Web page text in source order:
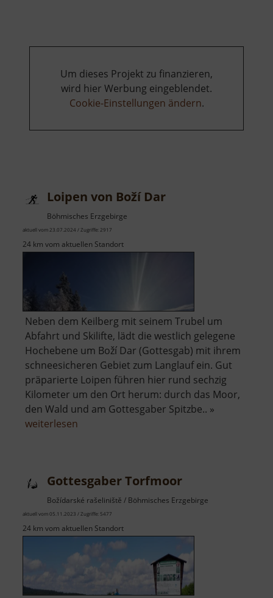
Um dieses Projekt zu finanzieren,
wird hier Werbung eingeblendet.
Cookie-Einstellungen ändern.
Loipen von Boží Dar
Böhmisches Erzgebirge
aktuell vom 23.07.2024 / Zugriffe: 2917
24 km vom aktuellen Standort
Neben dem Keilberg mit seinem Trubel um
Abfahrt und Skilifte, lädt die westlich gelegene
Hochebene um Boží Dar (Gottesgab) mit ihrem
schneesicheren Gebiet zum Langlauf ein. Gut
präparierte Loipen führen hier rund sechzig
Kilometer um den Ort herum: durch das Moor,
den Wald und am Gottesgaber Spitzbe.. »
weiterlesen
Dar
Gottesgaber Torfmoor
Božídarské rašeliniště / Böhmisches Erzgebirge
aktuell vom 05.11.2023 / Zugriffe: 5477
24 km vom aktuellen Standort